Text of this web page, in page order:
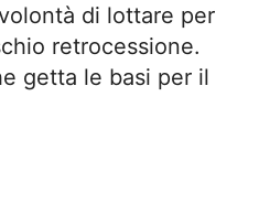
di lottare per
retrocessione.
getta le basi per il